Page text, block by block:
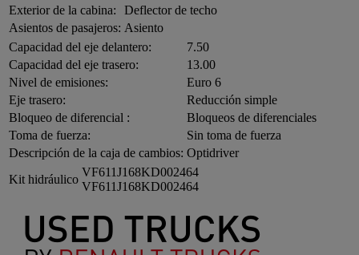
Exterior de la cabina:
Deflector de techo
Asientos de pasajeros: Asiento
Capacidad del eje delantero:
7.50
Capacidad del eje trasero:
13.00
Nivel de emisiones:
Euro 6
Eje trasero:
Reducción simple
Bloqueo de diferencial :
Bloqueos de diferenciales
Toma de fuerza:
Sin toma de fuerza
Descripción de la caja de cambios: Optidriver
Kit hidráulico
VF611J168KD002464
VF611J168KD002464